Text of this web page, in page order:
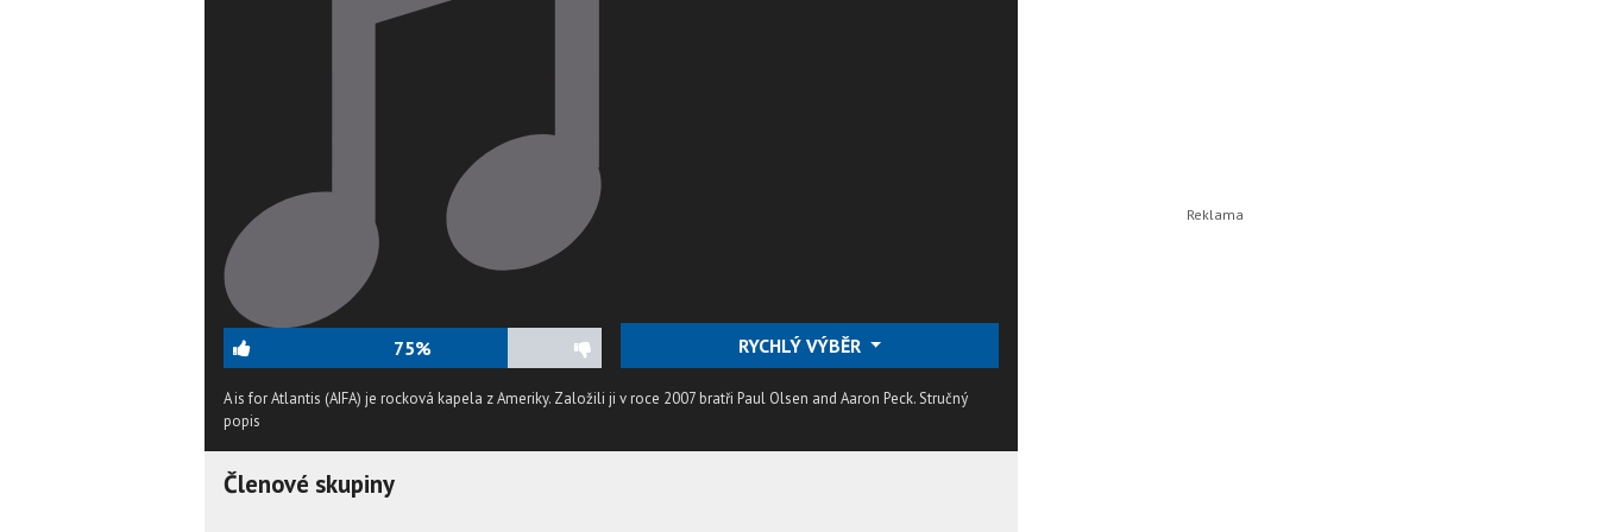
75% RYCHLÝ VÝBĚR
A is for Atlantis (AIFA) je rocková kapela z Ameriky. Založili ji v roce 2007 bratři Paul Olsen and Aaron Peck.Stručný
popis
Členové skupiny